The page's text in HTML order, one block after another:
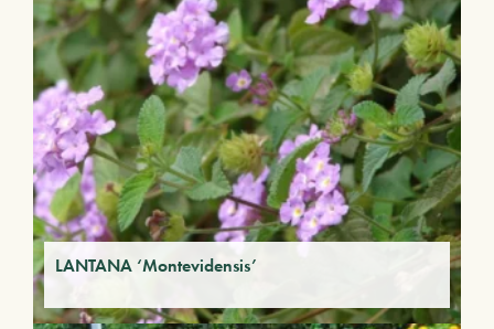
LANTANA ‘Montevidensis’